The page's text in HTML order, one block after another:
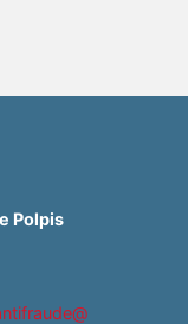
Polpis